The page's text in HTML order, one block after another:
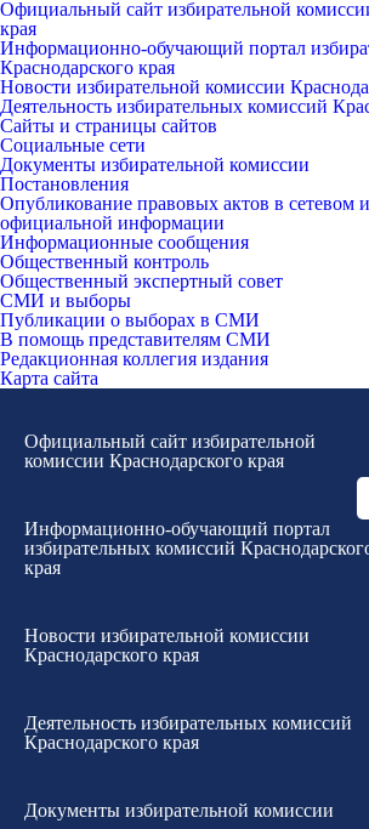
Официальный сайт избирательной
края
Информационно-обучающий портал
Краснодарского края
Новости избирательной комиссии
Деятельность избирательных комиссий
Сайты и страницы сайтов
Социальные сети
Документы избирательной комиссии
Постановления
Опубликование правовых актов в сетевом
официальной информации
Информационные сообщения
Общественный контроль
Общественный экспертный совет
СМИ и выборы
Публикации о выборах в СМИ
В помощь представителям СМИ
Редакционная коллегия издания
Карта сайта
Официальный сайт избирательной
комиссии Краснодарского края
Информационно-обучающий портал
избирательных комиссий
края
Новости избирательной комиссии
Краснодарского края
Деятельность избирательных комиссий
Краснодарского края
Документы избирательной комиссии